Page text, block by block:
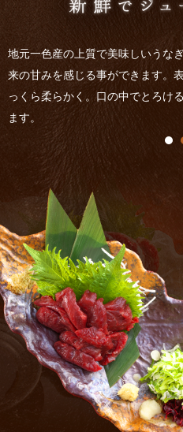
店主の実家はうなぎ和食処「田」
実家から受け継いだの秘伝のタレ
試行錯誤を重ねて作り上げた極秘
レ。